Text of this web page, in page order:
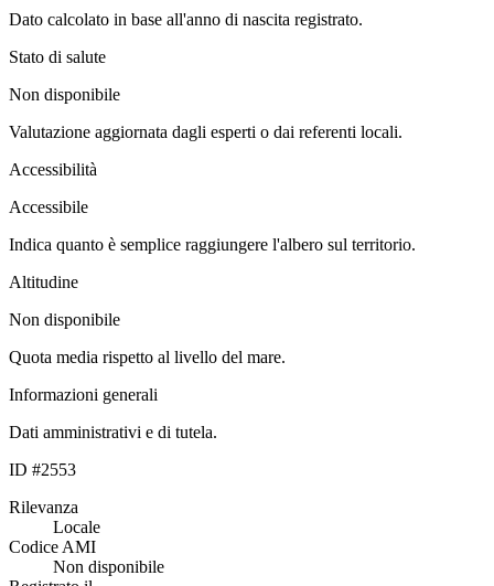
Dato calcolato in base all'anno di nascita registrato.
Stato di salute
Non disponibile
Valutazione aggiornata dagli esperti o dai referenti locali.
Accessibilità
Accessibile
Indica quanto è semplice raggiungere l'albero sul territorio.
Altitudine
Non disponibile
Quota media rispetto al livello del mare.
Informazioni generali
Dati amministrativi e di tutela.
ID #2553
Rilevanza
Locale
Codice AMI
Non disponibile